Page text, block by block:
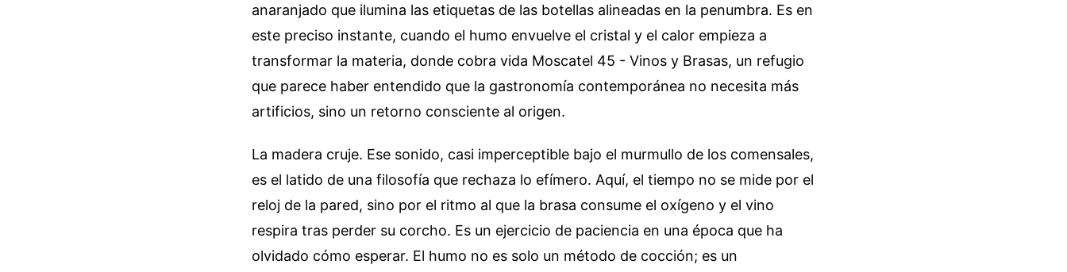
anaranjado que ilumina las etiquetas de las botellas alineadas en la penumbra. Es en
este preciso instante, cuando el humo envuelve el cristal y el calor empieza a
transformar la materia, donde cobra vida Moscatel 45 - Vinos y Brasas, un refugio
que parece haber entendido que la gastronomía contemporánea no necesita más
artificios, sino un retorno consciente al origen.
La madera cruje. Ese sonido, casi imperceptible bajo el murmullo de los comensales,
es el latido de una filosofía que rechaza lo efímero. Aquí, el tiempo no se mide por el
reloj de la pared, sino por el ritmo al que la brasa consume el oxígeno y el vino
respira tras perder su corcho. Es un ejercicio de paciencia en una época que ha
olvidado cómo esperar. El humo no es solo un método de cocción; es un